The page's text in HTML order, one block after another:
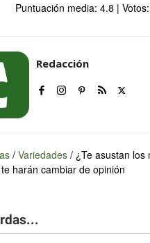
Puntuación media: 4.8 | Votos:
Redacción
/ Variedades / ¿Te asustan los
harán cambiar de opinión